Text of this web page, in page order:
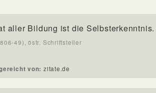
aller Bildung ist die Selbsterkenntnis.
49), östr. Schriftsteller
von: zitate.de